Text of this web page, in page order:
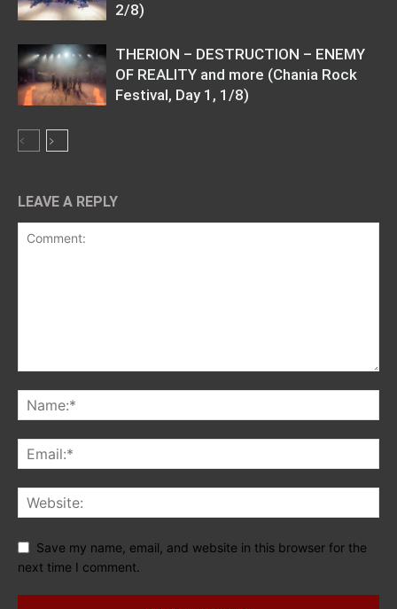
2/8)
THERION – DESTRUCTION – ENEMY
OF REALITY and more (Chania Rock
Festival, Day 1, 1/8)
LEAVE A REPLY
Save my name, email, and website in this browser for the
next time I comment.